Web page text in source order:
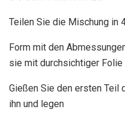
Teilen Sie die Mischung in
Form mit den
sie mit durchsichtiger Folie
Gießen Sie den ersten Teil
ihn und legen